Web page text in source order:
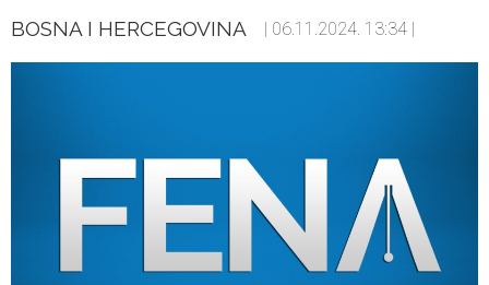
BOSNA I HERCEGOVINA | 06.11.2024. 13:34 |